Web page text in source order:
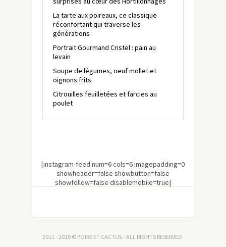
La tarte aux poireaux, ce classique
réconfortant qui traverse les
générations
Portrait Gourmand Cristel : pain au
levain
Soupe de légumes, oeuf mollet et
oignons frits
Citrouilles feuilletées et farcies au
poulet
[instagram-feed num=6 cols=6 imagepadding=0
showheader=false showbutton=false
showfollow=false disablemobile=true]
2011 - 2019 © POIRE ET CACTUS - ALL RIGHTS RESERVED